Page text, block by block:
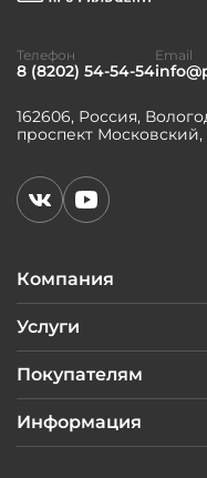
Компания
Услуги
Покупателям
Информация
162606, Россия,
проспект Московский,
Телефон
8 (8202) 54-54-54
Email